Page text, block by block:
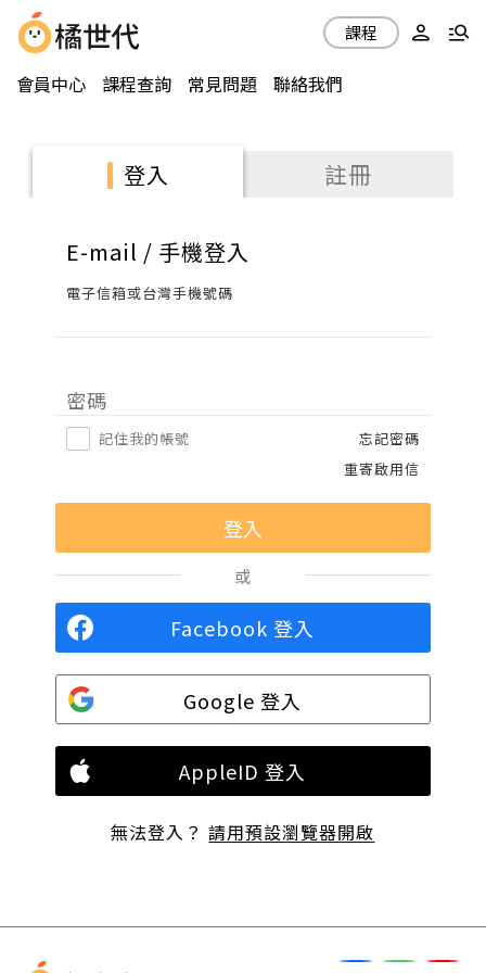
會員中心 課程查詢 常見問題 聯絡我們
課程
登入 註冊
E-mail / 手機登入
電子信箱或台灣手機號碼
密碼
記住我的帳號
忘記密碼
重寄啟用信
或
Facebook 登入
Google 登入
AppleID 登入
無法登入？請用預設瀏覽器開啟